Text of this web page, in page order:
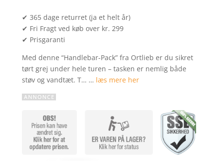
✔ 365 dage returret (ja et helt år)
✔ Fri Fragt ved køb over kr. 299
✔ Prisgaranti
Med denne “Handlebar-Pack” fra Ortlieb er du sikret
tørt grej under hele turen – tasken er nemlig både
støv og vandtæt. T… … læs mere her